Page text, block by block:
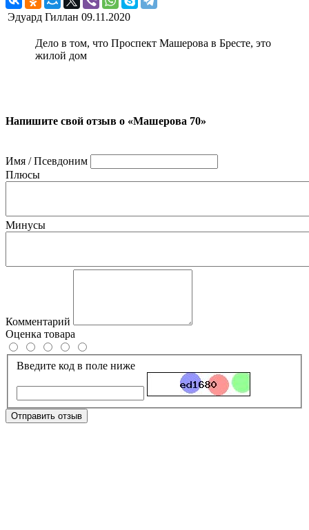
Эдуард Гиллан 09.11.2020
Дело в том, что Проспект Машерова в Бресте, это
жилой дом
Напишите свой отзыв о «Машерова 70»
Имя / Псевдоним
Плюсы
Минусы
Комментарий
Оценка товара
Введите код в поле ниже
Отправить отзыв